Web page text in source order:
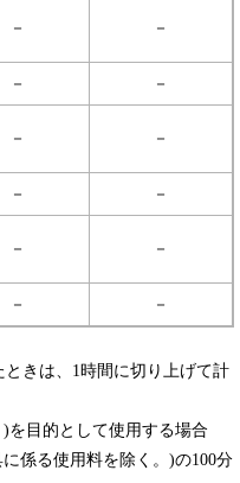
－ －
－ －
－ －
－ －
－ －
－ －
きは、1時間に切り上げて計
目的として使用する場合
係る使用料を除く。)の100分